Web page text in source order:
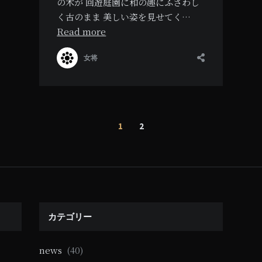
く古のまま 美しい姿を見せてく…
Read more
女将
1 2
カテゴリー
news (40)